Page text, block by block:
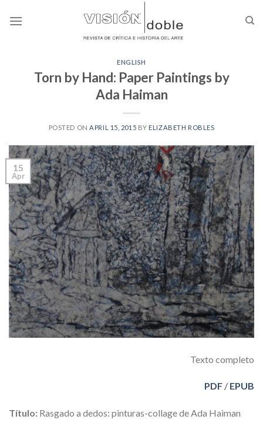
ENGLISH
Torn by Hand: Paper Paintings by
Ada Haiman
POSTED ON APRIL 15, 2015 BY ELIZABETH ROBLES
15
Apr
Texto completo
PDF / EPUB
Título: Rasgado a dedos: pinturas-collage de Ada Haiman